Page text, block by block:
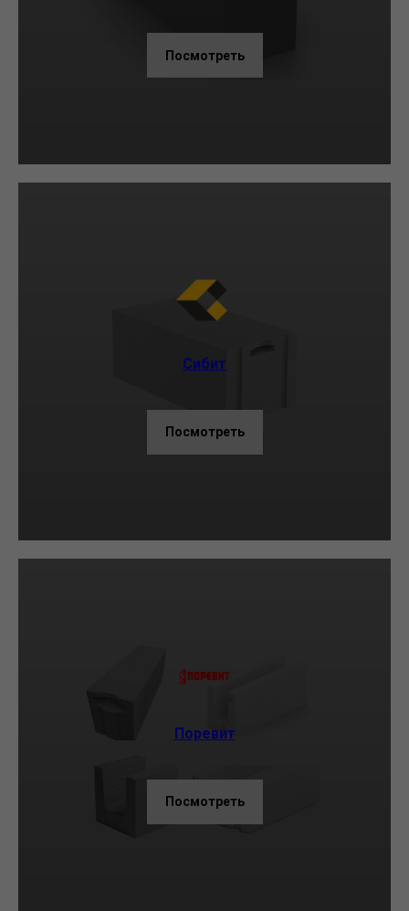
Посмотреть
Сибит
Посмотреть
Поревит
Посмотреть